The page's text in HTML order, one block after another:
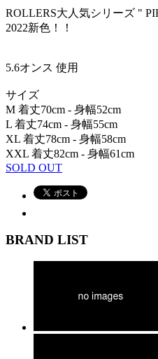
ROLLERS大人気シリーズ "
2022新色！！
5.6オンス 使用
サイズ
M 着丈70cm - 身幅52cm
L 着丈74cm - 身幅55cm
XL 着丈78cm - 身幅58cm
XXL 着丈82cm - 身幅61cm
SOLD OUT
BRAND LIST